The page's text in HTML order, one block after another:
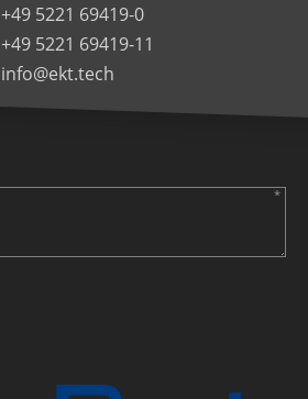
+49 5221 69419-0
+49 5221 69419-11
info@ekt.tech